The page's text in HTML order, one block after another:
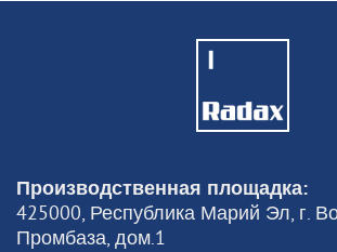
КРЫШКА УМЯГЧИТЕЛЯ
Цена12302руб
Производственная площадка:
425000, Республика Марий Эл, г.
Промбаза, дом.1